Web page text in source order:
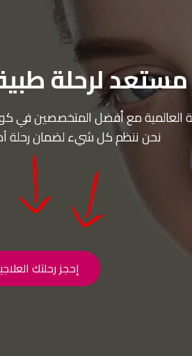
لرحلة
العالمية مع أفضل المتخصصين في
نحن ننظم كل شيء لضمان رحلة
إحجز رحلتك